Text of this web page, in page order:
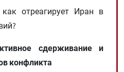
отреагирует Иран в
сдерживание и
конфликта